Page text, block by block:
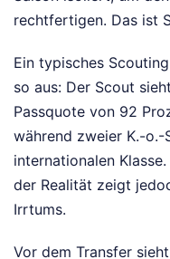
rechtfertigen. Das ist
Ein typisches
so aus: Der Scout
Passquote von 92
während zweier K.-
internationalen
der Realität zeigt
Irrtums.
Vor dem Transfer